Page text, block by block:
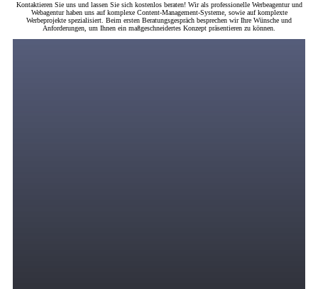
Kontaktieren Sie uns und lassen Sie sich kostenlos beraten! Wir als professionelle Werbeagentur und
Webagentur haben uns auf komplexe Content-Management-Systeme, sowie auf komplexte
Werbeprojekte spezialisiert. Beim ersten Beratungsgespräch besprechen wir Ihre Wünsche und
Anforderungen, um Ihnen ein maßgeschneidertes Konzept präsentieren zu können.